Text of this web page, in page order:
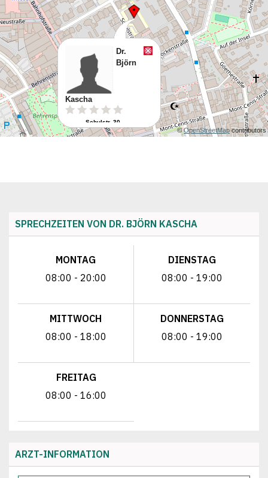
SPRECHZEITEN VON DR. BJÖRN KASCHA
MONTAG
08:00 - 20:00
DIENSTAG
08:00 - 19:00
MITTWOCH
08:00 - 18:00
DONNERSTAG
08:00 - 19:00
FREITAG
08:00 - 16:00
ARZT-INFORMATION